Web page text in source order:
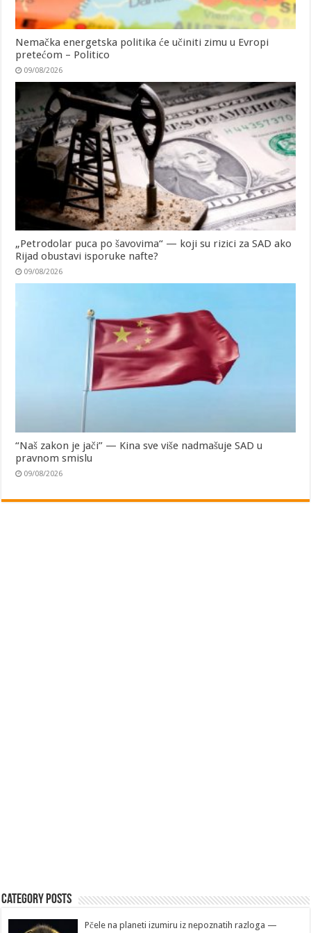
Nemačka energetska politika će učiniti zimu u Evropi
pretećom – Politico
09/08/2026
„Petrodolar puca po šavovima“ — koji su rizici za SAD ako
Rijad obustavi isporuke nafte?
09/08/2026
“Naš zakon je jači” — Kina sve više nadmašuje SAD u
pravnom smislu
09/08/2026
Category Posts
Pčele na planeti izumiru iz nepoznatih razloga —